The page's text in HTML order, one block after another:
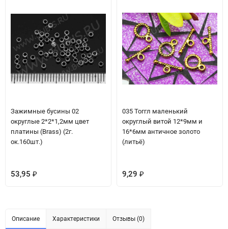
Зажимные бусины 02
округлые 2*2*1,2мм цвет
платины (Brass) (2г.
ок.160шт.)
53,95 ₽
035 Тоггл маленький
округлый витой 12*9мм и
16*6мм античное золото
(литьё)
9,29 ₽
Описание Характеристики Отзывы (0)